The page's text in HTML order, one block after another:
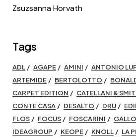
Zsuzsanna Horvath
Tags
ADL AGAPE AMINI ANTONIO
ARTEMIDE
BERTOLOTTO
CARPET EDITION
CATELLANI &
CONTE CASA
DESALTO DRU
FLOS
FOCUS FOSCARINI
IDEAGROUP
KEOPE KNOLL
LA